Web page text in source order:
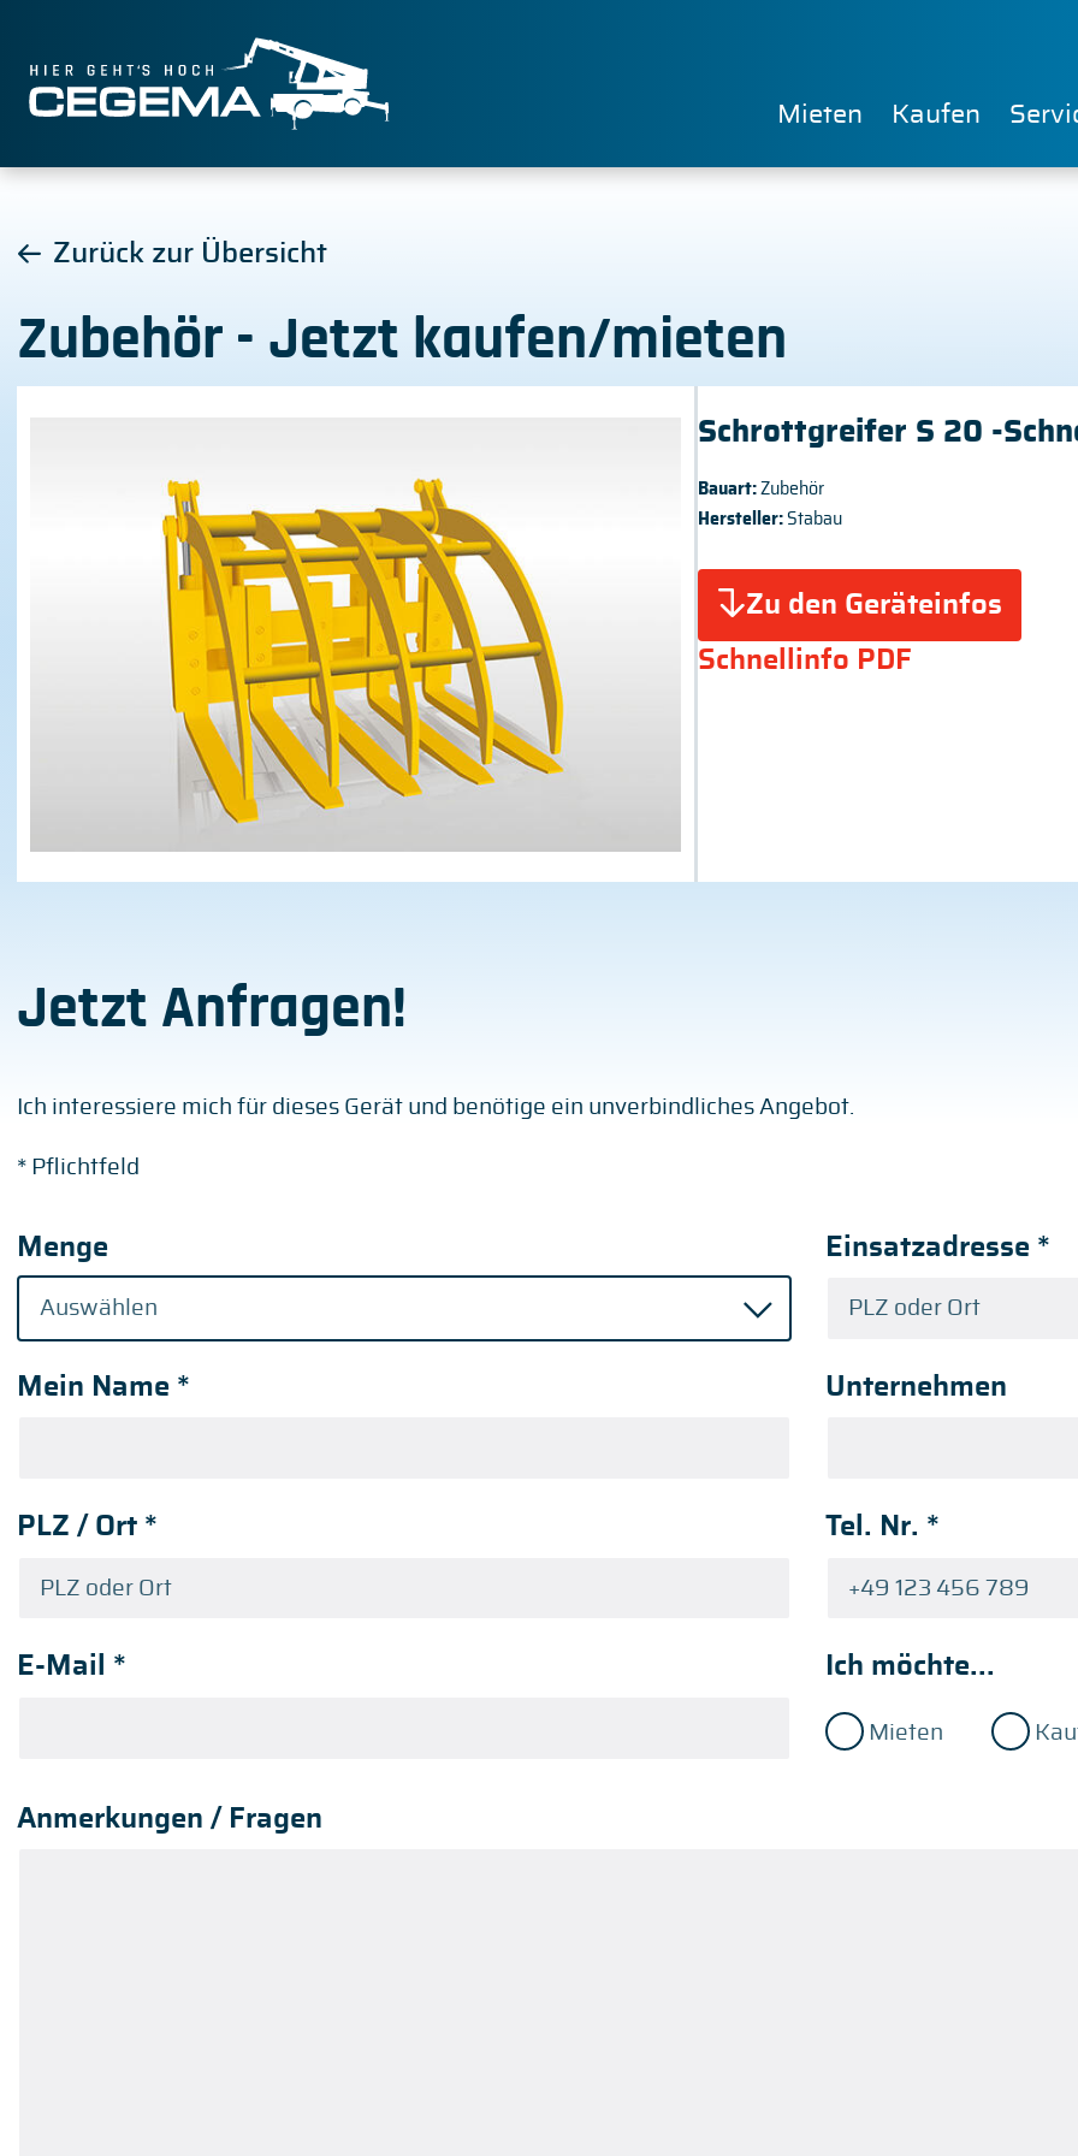
Mieten Kaufen
Zurück zur Übersicht
Zubehör - Jetzt kaufen/mieten
Schrottgreifer S 20 -
Bauart:Zubehör
Hersteller: Stabau
Zu den Geräteinfos
Schnellinfo PDF
Jetzt Anfragen!
Ich interessiere mich für dieses Gerät und benötige ein unverbindliches Angebot.
* Pflichtfeld
Menge Einsatzadresse *
Mein Name * Unternehmen
PLZ / Ort * Tel. Nr. *
E-Mail * Ich möchte...
Mieten
Anmerkungen / Fragen